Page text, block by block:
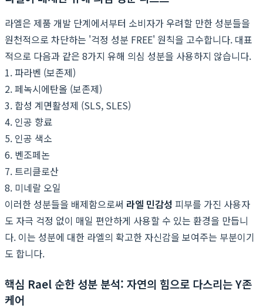
라엘은 제품 개발 단계에서부터 소비자가 우려할 만한 성분들을
원천적으로 차단하는 '걱정 성분 FREE' 원칙을 고수합니다. 대표
적으로 다음과 같은 8가지 유해 의심 성분을 사용하지 않습니다.
1. 파라벤 (보존제)
2. 페녹시에탄올 (보존제)
3. 합성 계면활성제 (SLS, SLES)
4. 인공 향료
5. 인공 색소
6. 벤조페논
7. 트리클로산
8. 미네랄 오일
이러한 성분들을 배제함으로써 라엘 민감성 피부를 가진 사용자
도 자극 걱정 없이 매일 편안하게 사용할 수 있는 환경을 만듭니
다. 이는 성분에 대한 라엘의 확고한 자신감을 보여주는 부분이기
도 합니다.
핵심 Rael 순한 성분 분석: 자연의 힘으로 다스리는 Y존
케어